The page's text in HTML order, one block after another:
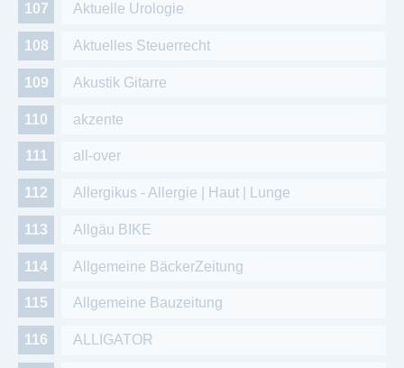
Aktuelle Urologie
Aktuelles Steuerrecht
Akustik Gitarre
akzente
all-over
Allergikus - Allergie | Haut | Lunge
Allgäu BIKE
Allgemeine BäckerZeitung
Allgemeine Bauzeitung
ALLIGATOR